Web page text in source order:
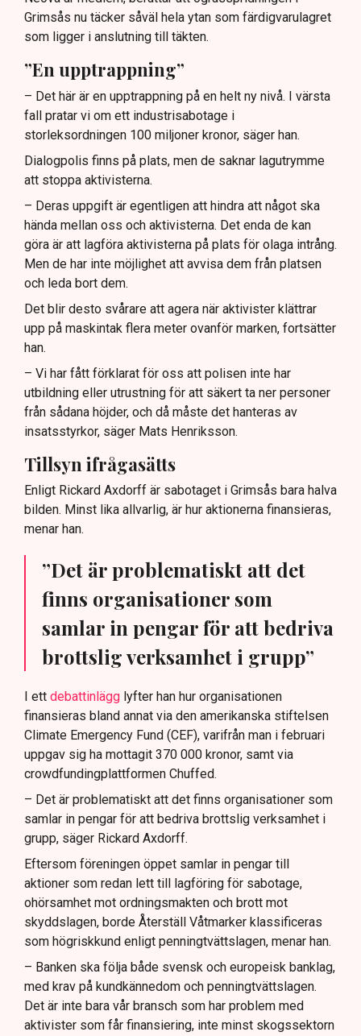
Grimsås nu täcker såväl hela ytan som färdigvarulagret
som ligger i anslutning till täkten.
”En upptrappning”
– Det här är en upptrappning på en helt ny nivå. I värsta
fall pratar vi om ett industrisabotage i
storleksordningen 100 miljoner kronor, säger han.
Dialogpolis finns på plats, men de saknar lagutrymme
att stoppa aktivisterna.
– Deras uppgift är egentligen att hindra att något ska
hända mellan oss och aktivisterna. Det enda de kan
göra är att lagföra aktivisterna på plats för olaga intrång.
Men de har inte möjlighet att avvisa dem från platsen
och leda bort dem.
Det blir desto svårare att agera när aktivister klättrar
upp på maskintak flera meter ovanför marken, fortsätter
han.
– Vi har fått förklarat för oss att polisen inte har
utbildning eller utrustning för att säkert ta ner personer
från sådana höjder, och då måste det hanteras av
insatsstyrkor, säger Mats Henriksson.
Tillsyn ifrågasätts
Enligt Rickard Axdorff är sabotaget i Grimsås bara halva
bilden. Minst lika allvarlig, är hur aktionerna finansieras,
menar han.
”Det är problematiskt att det
finns organisationer som
samlar in pengar för att bedriva
brottslig verksamhet i grupp”
I ett debattinlägg lyfter han hur organisationen
finansieras bland annat via den amerikanska stiftelsen
Climate Emergency Fund (CEF), varifrån man i februari
uppgav sig ha mottagit 370 000 kronor, samt via
crowdfundingplattformen Chuffed.
– Det är problematiskt att det finns organisationer som
samlar in pengar för att bedriva brottslig verksamhet i
grupp, säger Rickard Axdorff.
Eftersom föreningen öppet samlar in pengar till
aktioner som redan lett till lagföring för sabotage,
ohörsamhet mot ordningsmakten och brott mot
skyddslagen, borde Återställ Våtmarker klassificeras
som högriskkund enligt penningtvättslagen, menar han.
– Banken ska följa både svensk och europeisk banklag,
med krav på kundkännedom och penningtvättslagen.
Det är inte bara vår bransch som har problem med
aktivister som får finansiering, inte minst skogssektorn